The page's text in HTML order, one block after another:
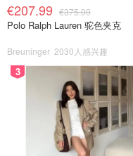
€207.99 €375.00
Polo Ralph Lauren 驼色夹克
Breuninger 2030人感兴趣
3